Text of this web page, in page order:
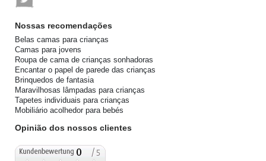
Nossas recomendações
Belas camas para crianças
Camas para jovens
Roupa de cama de crianças sonhadoras
Encantar o papel de parede das crianças
Brinquedos de fantasia
Maravilhosas lâmpadas para crianças
Tapetes individuais para crianças
Mobiliário acolhedor para bebés
Opinião dos nossos clientes